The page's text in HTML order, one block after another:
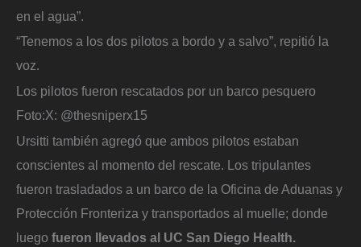
en el agua”.
“Tenemos a los dos pilotos a bordo y a salvo”, repitió la
voz.
Los pilotos fueron rescatados por un barco pesquero
Foto:X: @thesniperx15
Ursitti también agregó que ambos pilotos estaban
conscientes al momento del rescate. Los tripulantes
fueron trasladados a un barco de la Oficina de Aduanas y
Protección Fronteriza y transportados al muelle; donde
luego fueron llevados al UC San Diego Health.